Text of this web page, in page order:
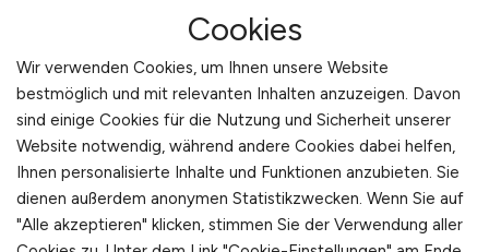
passenden Möglichkeiten zu suchen.
Der Einsatz eines Jobfinders unterstützt
Arbeitnehmer dabei, ihre Suche nach aktuellen
Bau Jobs effizient auszurichten. Ob es um den
schnellen Einstieg in ein neues Projekt, den
Wechsel zu besseren Bedingungen oder die
Suche nach regional passenden Jobs geht,
Cookies
Wir verwenden Cookies, um Ihnen unsere Website
bestmöglich und mit relevanten Inhalten anzuzeigen. Davon
sind einige Cookies für die Nutzung und Sicherheit unserer
Website notwendig, während andere Cookies dabei helfen,
Ihnen personalisierte Inhalte und Funktionen anzubieten. Sie
dienen außerdem anonymen Statistikzwecken. Wenn Sie auf
"Alle akzeptieren" klicken, stimmen Sie der Verwendung aller